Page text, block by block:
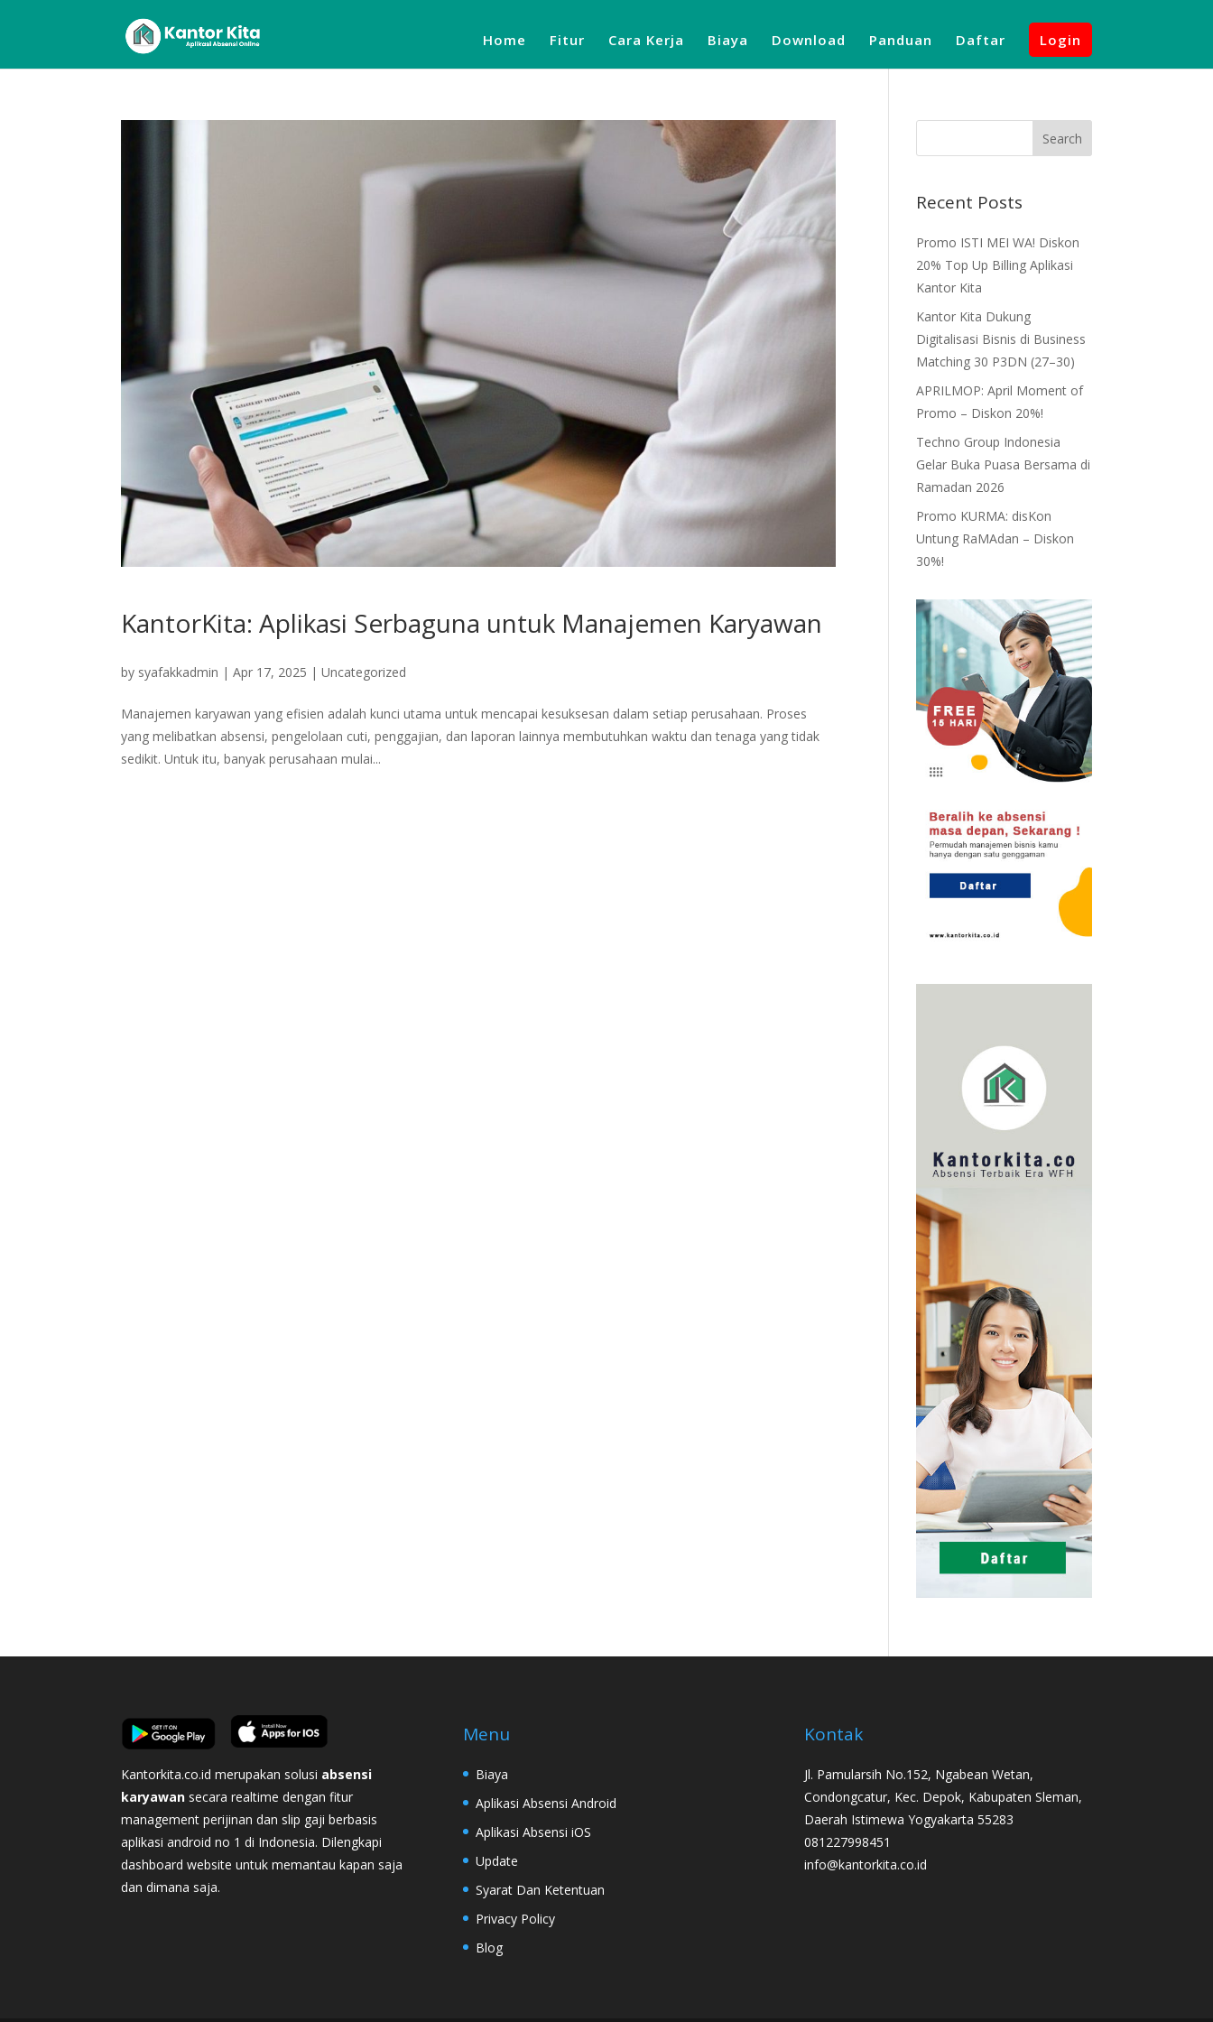
Home Fitur Cara Kerja Biaya Download Panduan Daftar Login
KantorKita: Aplikasi Serbaguna untuk Manajemen Karyawan
by syafakkadmin |Apr 17, 2025 |Uncategorized
Manajemen karyawan yang efisien adalah kunci utama untuk mencapai kesuksesan dalam setiap perusahaan. Proses
yang melibatkan absensi, pengelolaan cuti, penggajian, dan laporan lainnya membutuhkan waktu dan tenaga yang tidak
sedikit. Untuk itu, banyak perusahaan mulai...
Recent Posts
Promo ISTI MEI WA! Diskon
20% Top Up Billing Aplikasi
Kantor Kita
Kantor Kita Dukung
Digitalisasi Bisnis di Business
Matching 30 P3DN (27–30)
APRILMOP: April Moment of
Promo – Diskon 20%!
Techno Group Indonesia
Gelar Buka Puasa Bersama di
Ramadan 2026
Promo KURMA: disKon
Untung RaMAdan – Diskon
30%!
Kantorkita.co.id merupakan solusi absensi
karyawan secara realtime dengan fitur
management perijinan dan slip gaji berbasis
aplikasi android no 1 di Indonesia. Dilengkapi
dashboard website untuk memantau kapan saja
dan dimana saja.
Menu
Biaya
Aplikasi Absensi Android
Aplikasi Absensi iOS
Update
Syarat Dan Ketentuan
Privacy Policy
Blog
Kontak
Jl. Pamularsih No.152, Ngabean Wetan,
Condongcatur, Kec. Depok, Kabupaten Sleman,
Daerah Istimewa Yogyakarta 55283
081227998451
info@kantorkita.co.id